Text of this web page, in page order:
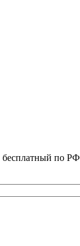
бесплатный по РФ